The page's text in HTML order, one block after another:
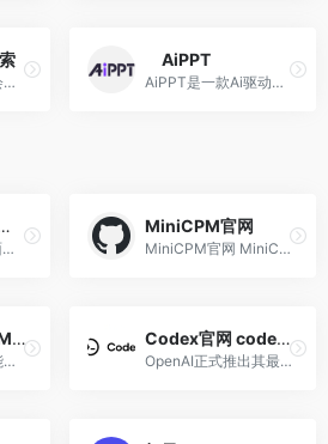
Perplexity是一个会话式AI搜索工具，使用大型语言模型为复杂问题提供准确答案的ai搜索引擎
AiPPT
AiPPT是一款Ai驱动的PPT在线生成工具，无需复杂操作，只需要输入主题，Ai即可一键生成高质量PPT。
模型官网入口 全球第三
Kimi K3是月之暗面公司开发的AI大模型，于2026年7月17日发布，超强ai
MiniCPM官网
‌MiniCPM官网 ‌MiniCPM是面壁智能与清华大学联合开发的开源端侧大语言模型系列‌，专为手机、电脑、汽车等终端设备设计，参数量小但性能强，支持离线运行 。
Clawdbot官网 Moltbot官网 Clawbot教程
clawbot开源AI智能体 ai agent人工智能助理
Codex官网 codex编程 ai编程工具Codex GPT编程
OpenAI正式推出其最新AI编程智能体——Codex